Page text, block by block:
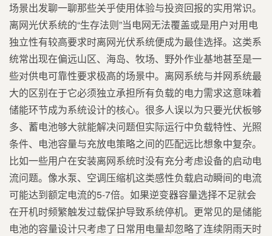
场景出发聊一聊那些关乎使用体验与投资回报的实用常识。
离网光伏系统的“生存法则”当电网无法覆盖或是用户对用电
独立性有较高要求时离网光伏系统便成为最佳选择。这类系
统常出现在偏远山区、海岛、牧场、野外作业基地甚至是一
些对供电可靠性要求极高的场景中。离网系统与并网系统最
大的区别在于它必须独立承担所有负载的电力需求这意味着
储能环节成为系统设计的核心。很多人误以为只要光伏板够
多、蓄电池够大就能解决问题但实际运行中负载特性、光照
条件、电池容量与充放电策略之间的匹配远比想象中复杂。
比如一些用户在安装离网系统时没有充分考虑设备的启动电
流问题。像水泵、空调压缩机这类感性负载启动瞬间的电流
可能达到额定电流的5-7倍。如果逆变器容量选择不足就会
在开机时频繁触发过载保护导致系统停机。更常见的是储能
电池的容量设计只考虑了日常用电量却忽略了连续阴雨天时